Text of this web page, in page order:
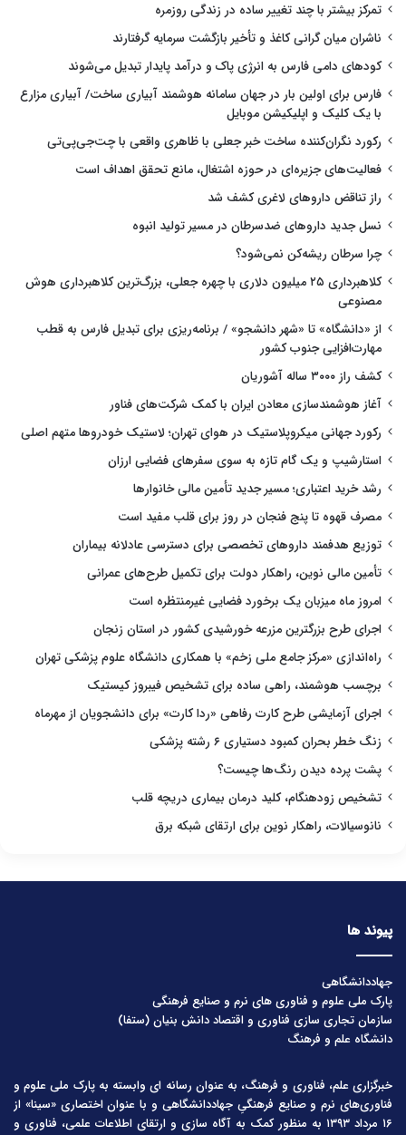
تمرکز بیشتر با چند تغییر ساده در زندگی روزمره
ناشران میان گرانی کاغذ و تأخیر بازگشت سرمایه گرفتارند
کودهای دامی فارس به انرژی پاک و درآمد پایدار تبدیل می‌شوند
فارس برای اولین بار در جهان سامانه هوشمند آبیاری ساخت/ آبیاری مزارع
با یک کلیک و اپلیکیشن موبایل
رکورد نگران‌کننده ساخت خبر جعلی با ظاهری واقعی با چت‌جی‌پی‌تی
فعالیت‌های جزیره‌ای در حوزه اشتغال، مانع تحقق اهداف است
راز تناقض داروهای لاغری کشف شد
نسل جدید داروهای ضدسرطان در مسیر تولید انبوه
چرا سرطان ریشه‌کن نمی‌شود؟
کلاهبرداری ۲۵ میلیون دلاری با چهره جعلی، بزرگ‌ترین کلاهبرداری هوش
مصنوعی
از «دانشگاه» تا «شهر دانشجو» / برنامه‌ریزی برای تبدیل فارس به قطب
مهارت‌افزایی جنوب کشور
کشف راز ۳۰۰۰ ساله آشوریان
آغاز هوشمندسازی معادن ایران با کمک شرکت‌های فناور
رکورد جهانی میکروپلاستیک در هوای تهران؛ لاستیک خودروها متهم اصلی
استارشیپ و یک گام تازه به سوی سفرهای فضایی ارزان
رشد خرید اعتباری؛ مسیر جدید تأمین مالی خانوارها
مصرف قهوه تا پنج فنجان در روز برای قلب مفید است
توزیع هدفمند داروهای تخصصی برای دسترسی عادلانه بیماران
تأمین مالی نوین، راهکار دولت برای تکمیل طرح‌های عمرانی
امروز ماه میزبان یک برخورد فضایی غیرمنتظره است
اجرای طرح بزرگترین مزرعه خورشیدی کشور در استان زنجان
راه‌اندازی «مرکز جامع ملی زخم» با همکاری دانشگاه علوم پزشکی تهران
برچسب هوشمند، راهی ساده برای تشخیص فیبروز کیستیک
اجرای آزمایشی طرح کارت رفاهی «ردا کارت» برای دانشجویان از مهرماه
زنگ خطر بحران کمبود دستیاری ۶ رشته پزشکی
پشت پرده دیدن رنگ‌ها چیست؟
تشخیص زودهنگام، کلید درمان بیماری دریچه قلب
نانوسیالات، راهکار نوین برای ارتقای شبکه برق
پیوند ها
جهاددانشگاهی
پارک ملی علوم و فناوری های نرم و صنایع فرهنگی
سازمان تجاری سازی فناوری و اقتصاد دانش بنیان (ستفا)
دانشگاه علم و فرهنگ
خبرگزاری علم، فناوری و فرهنگ، به عنوان رسانه ای وابسته به پارک ملی علوم و
فناوری‌های نرم و صنایع فرهنگیِ جهاددانشگاهی و با عنوان اختصاری «سینا» از
۱۶ مرداد ۱۳۹۳ به منظور کمک به آگاه سازی و ارتقای اطلاعات علمی، فناوری و